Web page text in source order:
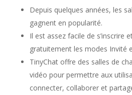
Depuis quelques années, les
gagnent en popularité.
Il est assez facile de s’inscrire
gratuitement les modes Invité
TinyChat offre des salles de
vidéo pour permettre aux
connecter, collaborer et